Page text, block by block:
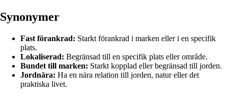
Synonymer
Fast förankrad: Starkt förankrad i marken eller i en specifik
plats.
Lokaliserad: Begränsad till en specifik plats eller område.
Bundet till marken: Starkt kopplad eller begränsad till jorden.
Jordnära: Ha en nära relation till jorden, natur eller det
praktiska livet.